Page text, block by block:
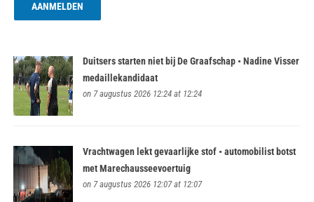
Duitsers starten niet bij De Graafschap • Nadine Visser
medaillekandidaat
on 7 augustus 2026 12:24 at 12:24
Vrachtwagen lekt gevaarlijke stof • automobilist botst
met Marechausseevoertuig
on 7 augustus 2026 12:07 at 12:07